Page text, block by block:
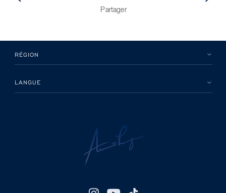
Partager
RÉGION
LANGUE